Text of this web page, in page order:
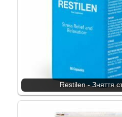
Restilen - Зняття